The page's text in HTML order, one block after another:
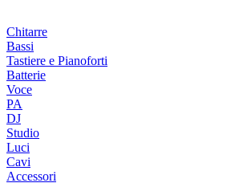
Chitarre
Bassi
Tastiere e Pianoforti
Batterie
Voce
PA
DJ
Studio
Luci
Cavi
Accessori